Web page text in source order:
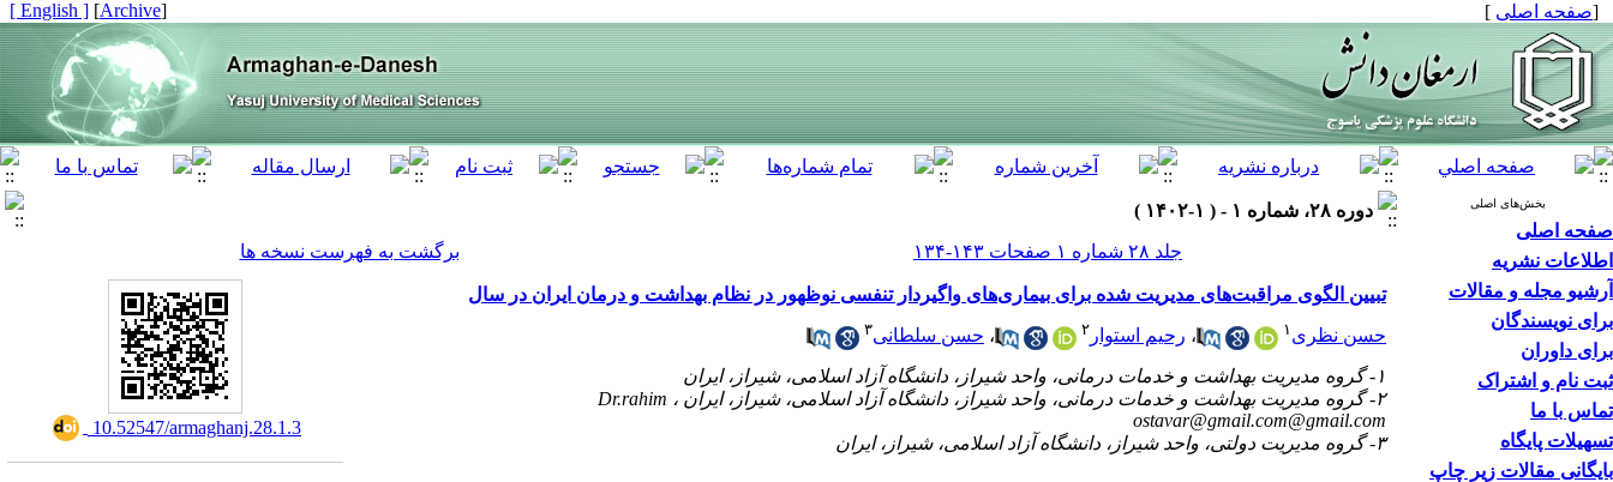
[صفحه اصلی ]
[
Archive
]
[ English ]
بخش‌های اصلی
صفحه اصلی
اطلاعات نشریه
آرشیو مجله و مقالات
برای نویسندگان
برای داوران
ثبت نام و اشتراک
تماس با ما
تسهیلات پایگاه
بایگانی مقالات زیر چاپ
دوره ۲۸، شماره ۱ - ( ۱-۱۴۰۲ )
جلد ۲۸ شماره ۱ صفحات ۱۴۳-۱۳۴
برگشت به فهرست نسخه ها
تبیین الگوی مراقبت‌های مدیریت شده برای بیماری‌های واگیردار تنفسی نوظهور در نظام بهداشت و درمان ایران در سال
حسن نظری ۱ ، رحیم استوار ۲ ، حسن سلطانی۳
۱- گروه مدیریت بهداشت و خدمات درمانی، واحد شیراز، دانشگاه آزاد اسلامی، شیراز، ایران
۲- گروه مدیریت بهداشت و خدمات درمانی، واحد شیراز، دانشگاه آزاد اسلامی، شیراز، ایران ،
Dr.rahim
ostavar@gmail.com@gmail.com
۳- گروه مدیریت دولتی، واحد شیراز، دانشگاه آزاد اسلامی، شیراز، ایران
‎ 10.52547/armaghanj.28.1.3